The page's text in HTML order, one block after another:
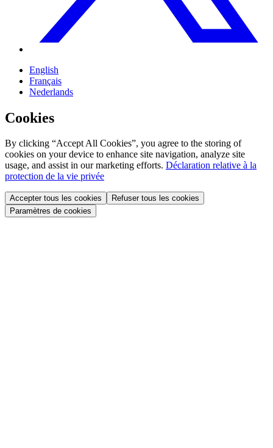
English
Français
Nederlands
Cookies
By clicking “Accept All Cookies”, you agree to the storing of
cookies on your device to enhance site navigation, analyze site
usage, and assist in our marketing efforts. Déclaration relative à la
protection de la vie privée
Accepter tous les cookies
Refuser tous les cookies
Paramètres de cookies